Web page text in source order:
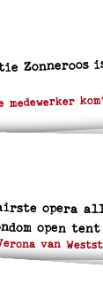
Zonneroos
opera
open tent
van